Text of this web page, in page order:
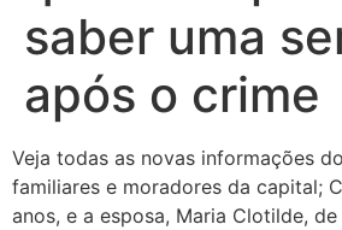
saber uma
após o crime
Veja todas as novas informações
familiares e moradores da capital;
anos, e a esposa, Maria Clotilde,